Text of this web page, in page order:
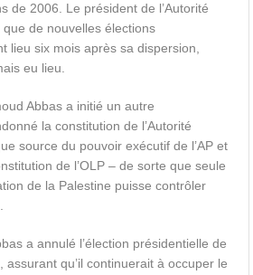
de 2006. Le président de l’Autorité
de nouvelles élections
lieu six mois après sa dispersion,
eu lieu.
Abbas a initié un autre
la constitution de l’Autorité
source du pouvoir exécutif de l’AP et
de l’OLP – de sorte que seule
de la Palestine puisse contrôler
a annulé l’élection présidentielle de
assurant qu’il continuerait à occuper le